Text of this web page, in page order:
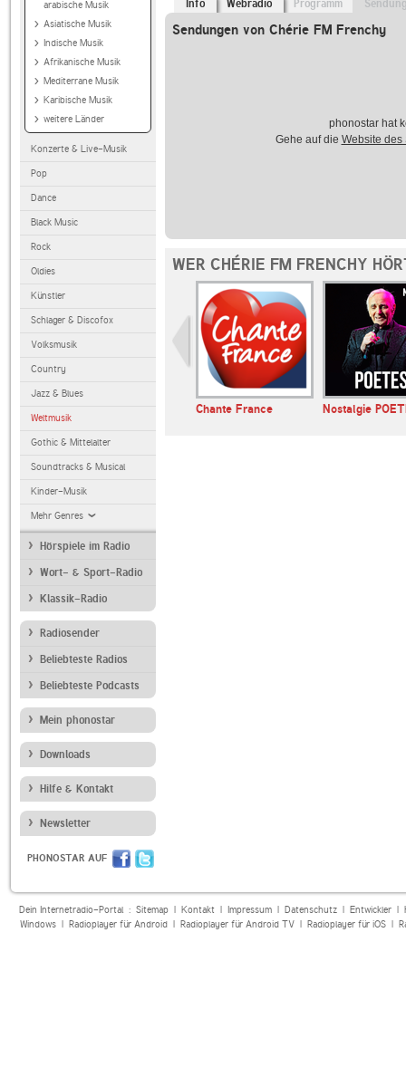
arabische Musik
Asiatische Musik
Indische Musik
Afrikanische Musik
Mediterrane Musik
Karibische Musik
weitere Länder
Konzerte & Live-Musik
Pop
Dance
Black Music
Rock
Oldies
Künstler
Schlager & Discofox
Volksmusik
Country
Jazz & Blues
Weltmusik
Gothic & Mittelalter
Soundtracks & Musical
Kinder-Musik
Mehr Genres
Hörspiele im Radio
Wort- & Sport-Radio
Klassik-Radio
Radiosender
Beliebteste Radios
Beliebteste Podcasts
Mein phonostar
Downloads
Hilfe & Kontakt
Newsletter
PHONOSTAR AUF
Info Webradio Programm
Sendungen von Chérie FM Frenchy
phonostar hat
Gehe auf die Website des
WER CHÉRIE FM FRENCHY
Chante France Nostalgie
Dein Internetradio-Portal : Sitemap| Kontakt| Impressum| Datenschutz| Entwickler|
Windows| Radioplayer für Android| Radioplayer für Android TV| Radioplayer für iOS|